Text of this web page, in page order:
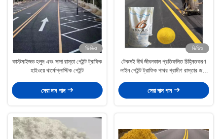
ভিডিও
কাস্টমাইজড হলুদ এবং সাদা রাস্তা পেইন্ট ট্রাফিক
হাইওয়ে থার্মোপ্লাস্টিক পেইন্ট
সেরা দাম পান
ভিডিও
টেকসই দীর্ঘ জীবনকাল প্রতিফলিত চিহ্নিতকরণ
লাইন পেইন্ট ট্রাফিক পাথর গ্রামীণ রাস্তার জন্য
সেরা দাম পান